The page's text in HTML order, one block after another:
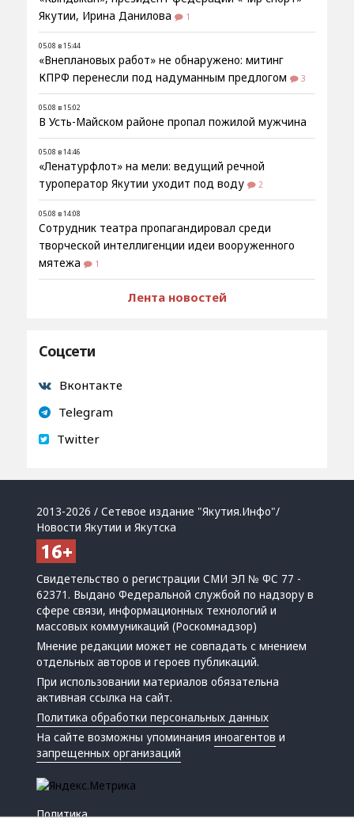
Якутии, Ирина Данилова
1
05.08 в 15:44
«Внеплановых работ» не обнаружено: митинг
КПРФ перенесли под надуманным предлогом
3
05.08 в 15:02
В Усть-Майском районе пропал пожилой мужчина
05.08 в 14:46
«Ленатурфлот» на мели: ведущий речной
туроператор Якутии уходит под воду
2
05.08 в 14:08
Сотрудник театра пропагандировал среди
творческой интеллигенции идеи вооруженного
мятежа
1
Лента новостей
Соцсети
Вконтакте
Telegram
Twitter
2013-2026 / Сетевое издание "Якутия.Инфо"/
Новости Якутии и Якутска
Свидетельство о регистрации СМИ ЭЛ № ФС 77 -
62371. Выдано Федеральной службой по надзору в
сфере связи, информационных технологий и
массовых коммуникаций (Роскомнадзор)
Мнение редакции может не совпадать с мнением
отдельных авторов и героев публикаций.
При использовании материалов обязательна
активная ссылка на сайт.
Политика обработки персональных данных
На сайте возможны упоминанияиноагентов и
запрещенных организаций
Политика